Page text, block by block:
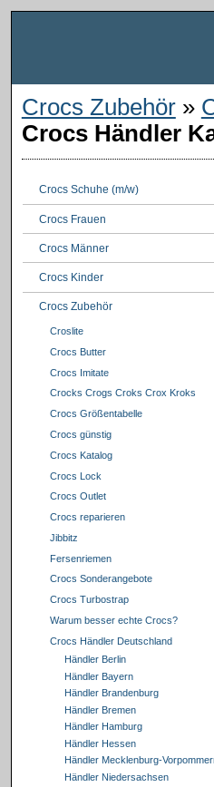
Crocs Zubehör»
Crocs Händler
Crocs Schuhe (m/w)
Crocs Frauen
Crocs Männer
Crocs Kinder
Crocs Zubehör
Croslite
Crocs Butter
Crocs Imitate
Crocks Crogs Croks Crox Kroks
Crocs Größentabelle
Crocs günstig
Crocs Katalog
Crocs Lock
Crocs Outlet
Crocs reparieren
Jibbitz
Fersenriemen
Crocs Sonderangebote
Crocs Turbostrap
Warum besser echte Crocs?
Crocs Händler Deutschland
Händler Berlin
Händler Bayern
Händler Brandenburg
Händler Bremen
Händler Hamburg
Händler Hessen
Händler Mecklenburg-
Händler Niedersachsen